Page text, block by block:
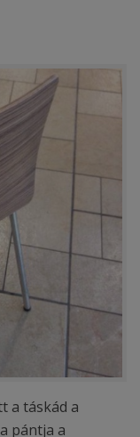
a táskád a
pántja a